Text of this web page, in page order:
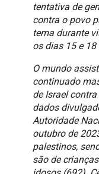
tentativa de
contra o povo
tema durante
os dias 15 e 18
O mundo
continuado
de Israel
dados
Autoridade
outubro de
palestinos,
são de